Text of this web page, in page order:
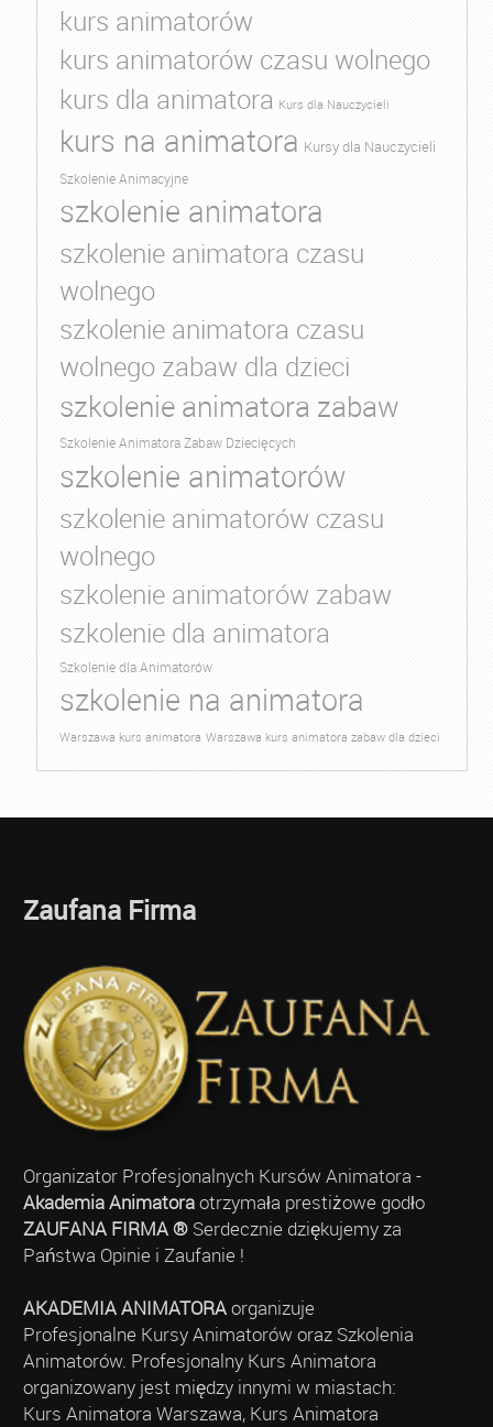
kurs animatorów
kurs animatorów czasu wolnego
kurs dla animatora Kurs dla Nauczycieli
kurs na animatora Kursy dla Nauczycieli
Szkolenie Animacyjne
szkolenie animatora
szkolenie animatora czasu
wolnego
szkolenie animatora czasu
wolnego zabaw dla dzieci
szkolenie animatora zabaw
Szkolenie Animatora Zabaw Dziecięcych
szkolenie animatorów
szkolenie animatorów czasu
wolnego
szkolenie animatorów zabaw
szkolenie dla animatora
Szkolenie dla Animatorów
szkolenie na animatora
Warszawa kurs animatora Warszawa kurs animatora zabaw dla dzieci
Zaufana Firma
Organizator Profesjonalnych Kursów Animatora -
Akademia Animatoraotrzymała prestiżowe godło
ZAUFANA FIRMA ®Serdecznie dziękujemy za
Państwa Opinie i Zaufanie !
AKADEMIA ANIMATORAorganizuje
Profesjonalne Kursy Animatorów oraz Szkolenia
Animatorów. Profesjonalny Kurs Animatora
organizowany jest między innymi w miastach:
Kurs Animatora Warszawa, Kurs Animatora